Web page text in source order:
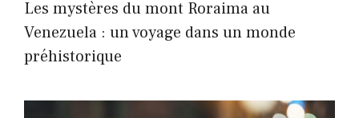
Les mystères du mont Roraima au
Venezuela : un voyage dans un monde
préhistorique